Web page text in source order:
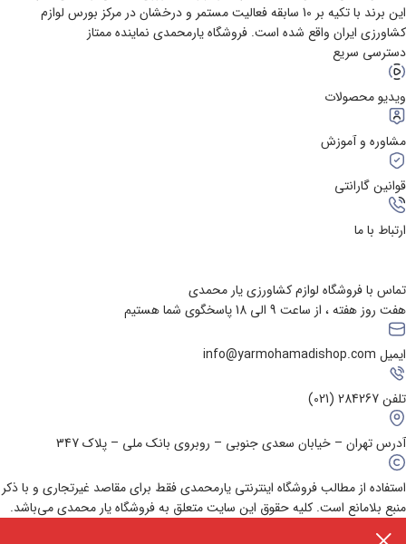
این برند با تکیه بر 10 سابقه فعالیت مستمر و درخشان در مرکز بورس لوازم
کشاورزی ایران واقع شده است. فروشگاه یارمحمدی نماینده ممتاز
دسترسی سریع
ویدیو محصولات
مشاوره و آموزش
قوانین گارانتی
ارتباط با ما
تماس با فروشگاه لوازم کشاورزی یار محمدی
هفت روز هفته ، از ساعت 9 الی 18 پاسخگوی شما هستیم
ایمیل info@yarmohamadishop.com
تلفن 284267 (021)
آدرس تهران – خیابان سعدی جنوبی – روبروی بانک ملی – پلاک 347
استفاده از مطالب فروشگاه اینترنتی یارمحمدی فقط برای مقاصد غیرتجاری و با ذکر
منبع بلامانع است. کلیه حقوق این سایت متعلق به فروشگاه یار محمدی می‌باشد.